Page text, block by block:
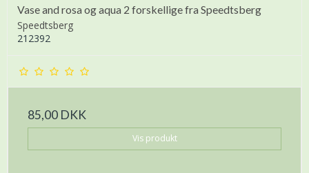
Vase and rosa og aqua 2 forskellige fra Speedtsberg
Speedtsberg
212392
85,00 DKK
Vis produkt